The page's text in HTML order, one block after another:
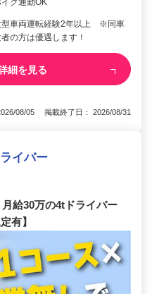
ク通勤OK
車両運転経験2年以上 ※同車
の方は優遇します！
細を見る
08/05 掲載終了日： 2026/08/31
イバー
給30万の4tドライバー
有】